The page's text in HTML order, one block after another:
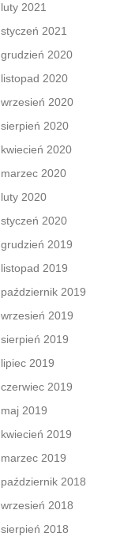
luty 2021
styczeń 2021
grudzień 2020
listopad 2020
wrzesień 2020
sierpień 2020
kwiecień 2020
marzec 2020
luty 2020
styczeń 2020
grudzień 2019
listopad 2019
październik 2019
wrzesień 2019
sierpień 2019
lipiec 2019
czerwiec 2019
maj 2019
kwiecień 2019
marzec 2019
październik 2018
wrzesień 2018
sierpień 2018